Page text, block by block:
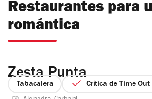
Restaurantes para
romántica
Zesta Punta
Tabacalera Crítica de Time Out